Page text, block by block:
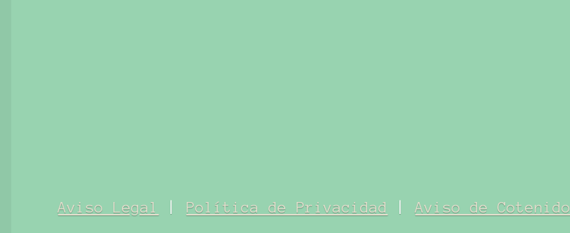
Aviso Legal Política de Privacidad |Aviso de Cotenido